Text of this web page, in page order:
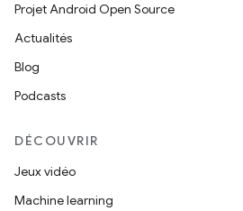
Projet Android Open Source
Actualités
Blog
Podcasts
DÉCOUVRIR
Jeux vidéo
Machine learning